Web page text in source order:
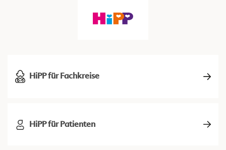
HiPP für Fachkreise
HiPP für Patienten